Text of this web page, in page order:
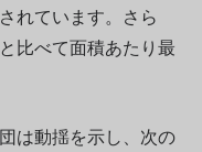
れています。さら
比べて面積あたり最
は動揺を示し、次の